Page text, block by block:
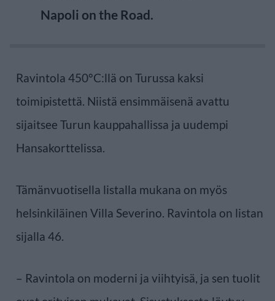
Napoli on the Road.
Ravintola 450°C:llä on Turussa kaksi
toimipistettä. Niistä ensimmäisenä avattu
sijaitsee Turun kauppahallissa ja uudempi
Hansakorttelissa.
Tämänvuotisella listalla mukana on myös
helsinkiläinen Villa Severino. Ravintola on listan
sijalla 46.
– Ravintola on moderni ja viihtyisä, ja sen tuolit